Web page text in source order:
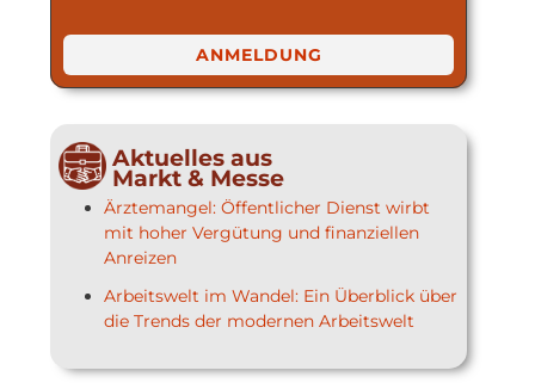
ANMELDUNG
Aktuelles aus
Markt & Messe
Ärztemangel: Öffentlicher Dienst wirbt
mit hoher Vergütung und finanziellen
Anreizen
Arbeitswelt im Wandel: Ein Überblick über
die Trends der modernen Arbeitswelt